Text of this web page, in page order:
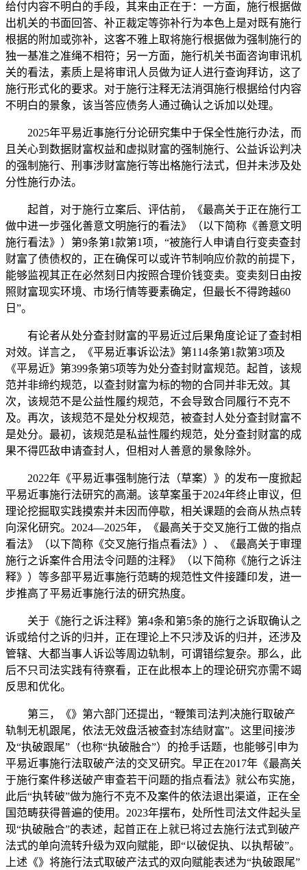
给付内容不明白的手段，其来由正在于：一方面，施行根据做
出机关的书面回答、补正裁定等弥补行为本色上是对既有施行
根据的附加或弥补，这客不雅上取将施行根据做为强制施行的
独一基准之准绳不相符；另一方面，施行机关书面咨询审讯机
关的看法，素质上是将审讯人员做为证人进行查询拜访，这了
施行形式化的要求。对于施行注释无法消弭施行根据给付内容
不明白的景象，该当答应债务人通过确认之诉加以处理。
2025年平易近事施行分论研究集中于保全性施行办法，而
且关心到数据财富权益和虚拟财富的强制施行、公益诉讼判决
的强制施行、刑事涉财富施行等出格施行法式，但并未涉及处
分性施行办法。
起首，对于施行立案后、评估前，《最高关于正在施行工
做中进一步强化善意文明施行的看法》（以下简称《善意文明
施行看法》）第9条第1款第1项，“被施行人申请自行变卖查封
财富了债债权的，正在确保可以或许节制响应价款的前提下，
能够监视其正在必然刻日内按照合理价钱变卖。变卖刻日由按
照财富现实环境、市场行情等要素确定，但最长不得跨越60
日”。
有论者从处分查封财富的平易近过后果角度论证了查封相
对效。详言之，《平易近事诉讼法》第114条第1款第3项及
《平易近》第399条第5项等为处分查封财富规范。起首，该规
范并非缔约规范，以查封财富为标的物的合同并非无效。其
次，该规范不是公益性履约规范，不会导致合同履行不克不
及。再次，该规范不是处分权规范，被查封人处分查封财富不
是处分。最初，该规范是私益性履约规范，处分查封财富的成
果不得匹敌申请查封人，但相对人善意的景象除外。
2022年《平易近事强制施行法（草案）》的发布一度掀起
平易近事施行法研究的高潮。该草案虽于2024年终止审议，但
理论挖掘取实践摸索并未因而停歇，相关课题的会商从热点转
向深化研究。2024—2025年，《最高关于交叉施行工做的指点
看法》（以下简称《交叉施行指点看法》）、《最高关于审理
施行之诉案件合用法令问题的注释》（以下简称《施行之诉注
释》）等多部平易近事施行范畴的规范性文件接踵印发，进一
步推高了平易近事施行法的研究热度。
关于《施行之诉注释》第4条和第5条的施行之诉取确认之
诉或给付之诉的归并，正在理论上不只涉及诉的归并，还涉及
管辖、大都当事人诉讼等周边轨制，可谓错综复杂。那么，此
后不只司法实践有待察看，正在此根本上的理论研究亦需不竭
反思和优化。
第三，《》第六部门还提出，“鞭策司法判决施行取破产
轨制无机跟尾，依法无效盘活被查封冻结财富”。这里间接涉
及“执破跟尾”（也称“执破融合”）的抢手话题，也能够引申为
平易近事施行法取破产法的交叉研究。早正在2017年《最高关
于施行案件移送破产审查若干问题的指点看法》就公布实施，
此后“执转破”做为施行不克不及案件的依法退出渠道，正在全
国范畴获得普遍的使用。2023年摆布，处所性司法文件起头呈
现“执破融合”的表述，起首正在上就已将过去施行法式到破产
法式的单向流转升级为双向赋能，即“以破促执、以执帮破”。
上述《》将施行法式取破产法式的双向赋能表述为“执破跟尾”